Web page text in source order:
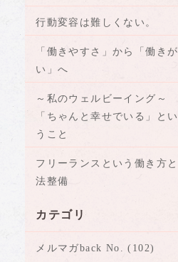
行動変容は難しくない。
「働きやすさ」から「働きが
い」へ
～私のウェルビーイング～
「ちゃんと幸せでいる」とい
うこと
フリーランスという働き方と
法整備
カテゴリ
メルマガback No. (102)